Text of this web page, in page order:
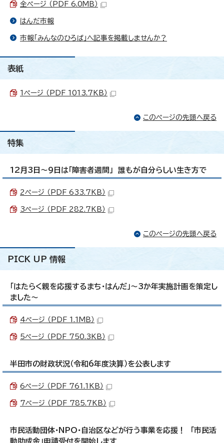
全ページ （PDF 6.0MB）
はんだ市報
市報「みんなのひろば」へ記事を掲載しませんか？
表紙
1ページ （PDF 1013.7KB）
このページの先頭へ戻る
特集
12月3日～9日は「障害者週間」 誰もが自分らしい生き方で
2ページ （PDF 633.7KB）
3ページ （PDF 282.7KB）
このページの先頭へ戻る
PICK UP 情報
「はたらく親を応援するまち・はんだ」～3か年実施計画を策定し
ました～
4ページ （PDF 1.1MB）
5ページ （PDF 750.3KB）
半田市の財政状況（令和6年度決算）を公表します
6ページ （PDF 761.1KB）
7ページ （PDF 785.7KB）
市民活動団体・NPO・自治区などが行う事業を応援！ 「市民活
動助成金」申請受付を開始します